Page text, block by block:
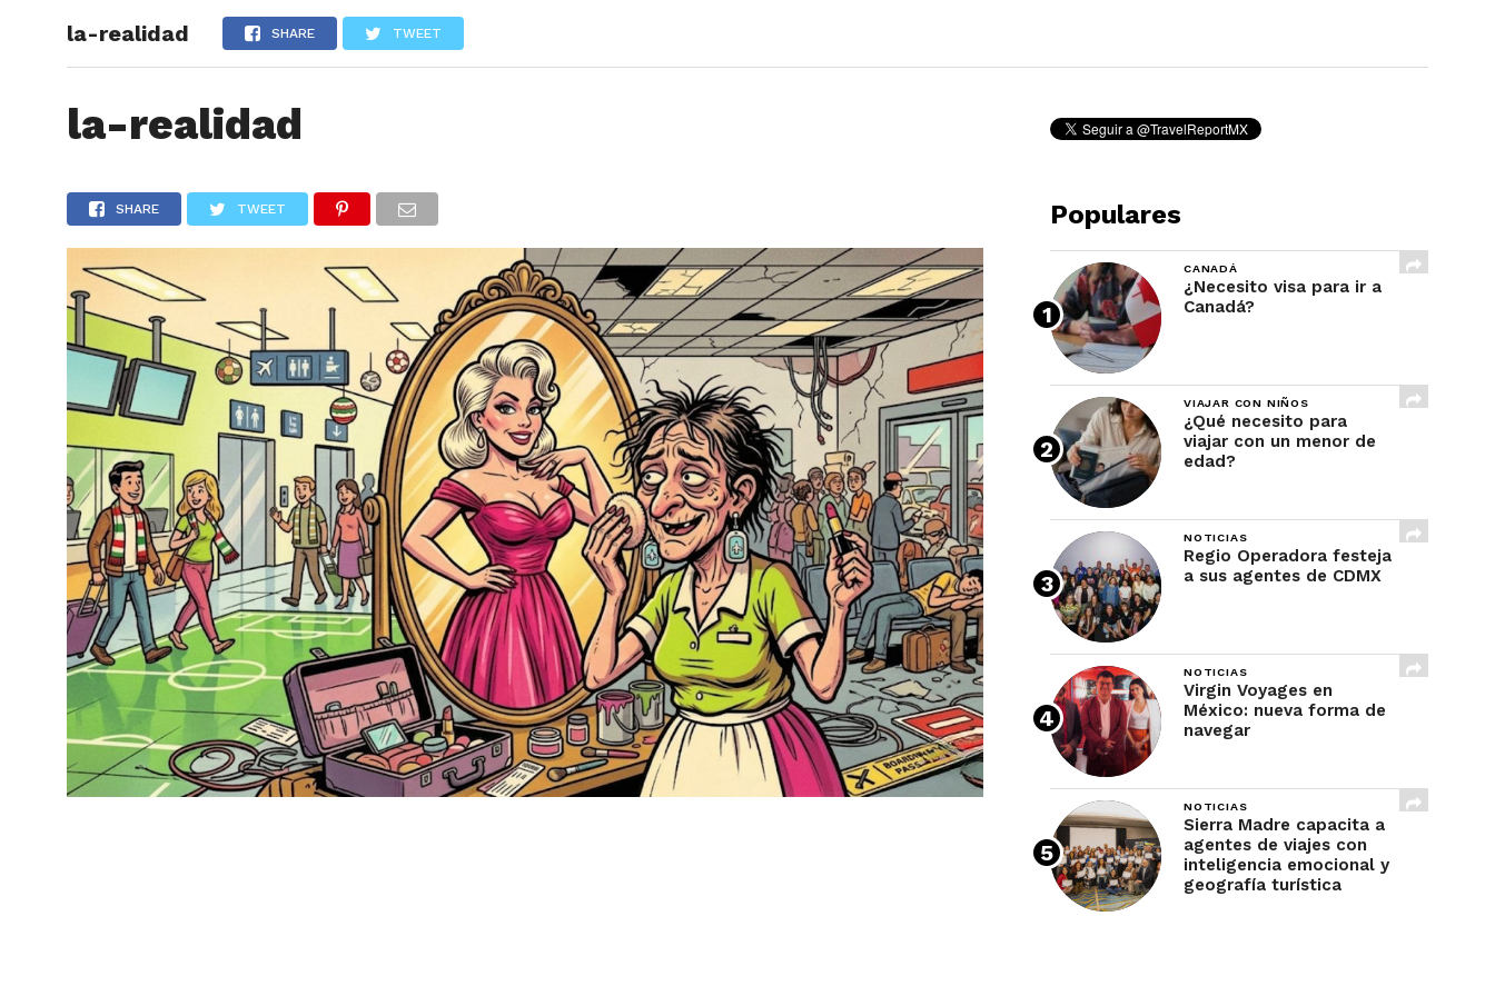
ARTÍCULOS
la-realidad SHARE TWEET
la-realidad
SHARE TWEET Populares
CANADÁ
¿Necesito visa para ir a
Canadá?
VIAJAR CON NIÑOS
¿Qué necesito para
viajar con un menor de
edad?
NOTICIAS
Regio Operadora festeja
a sus agentes de CDMX
NOTICIAS
Virgin Voyages en
México: nueva forma de
navegar
NOTICIAS
Sierra Madre capacita a
agentes de viajes con
inteligencia emocional y
geografía turística